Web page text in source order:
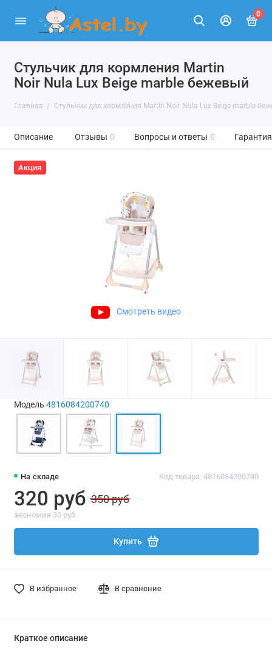
0
Стульчик для кормления Martin
Noir Nula Lux Beige marble бежевый
Главная Стульчик для кормления Martin Noir Nula Lux Beige marble
Описание Отзывы 0 Вопросы и ответы 0 Гарантия
Акция
Смотреть видео
На складе Код товара: 4816084200740
320 руб 350 руб
экономия 30 руб
Купить
В избранное В сравнение
Модель 4816084200740
Краткое описание